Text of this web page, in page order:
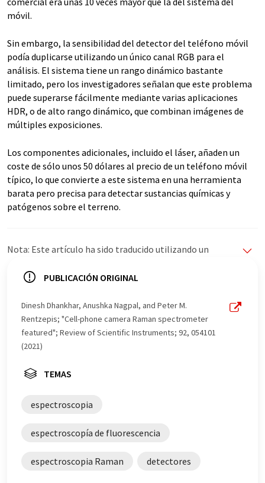
móvil.
Sin embargo, la sensibilidad del detector del teléfono móvil
podía duplicarse utilizando un único canal RGB para el
análisis. El sistema tiene un rango dinámico bastante
limitado, pero los investigadores señalan que este problema
puede superarse fácilmente mediante varias aplicaciones
HDR, o de alto rango dinámico, que combinan imágenes de
múltiples exposiciones.
Los componentes adicionales, incluido el láser, añaden un
coste de sólo unos 50 dólares al precio de un teléfono móvil
típico, lo que convierte a este sistema en una herramienta
barata pero precisa para detectar sustancias químicas y
patógenos sobre el terreno.
Nota: Este artículo ha sido traducido utilizando un
ofrece estas traducciones automáticas para presentar
este artículo ha sido traducido con traducción
automática, es posible que contenga errores de
vocabulario, sintaxis o gramática. El artículo original en
Inglés se puede encontrar
PUBLICACIÓN ORIGINAL
Dinesh Dhankhar, Anushka Nagpal, and Peter M.
Rentzepis; "Cell-phone camera Raman spectrometer
featured"; Review of Scientific Instruments; 92, 054101
(2021)
TEMAS
espectroscopia
espectroscopía de fluorescencia
espectroscopia Raman detectores